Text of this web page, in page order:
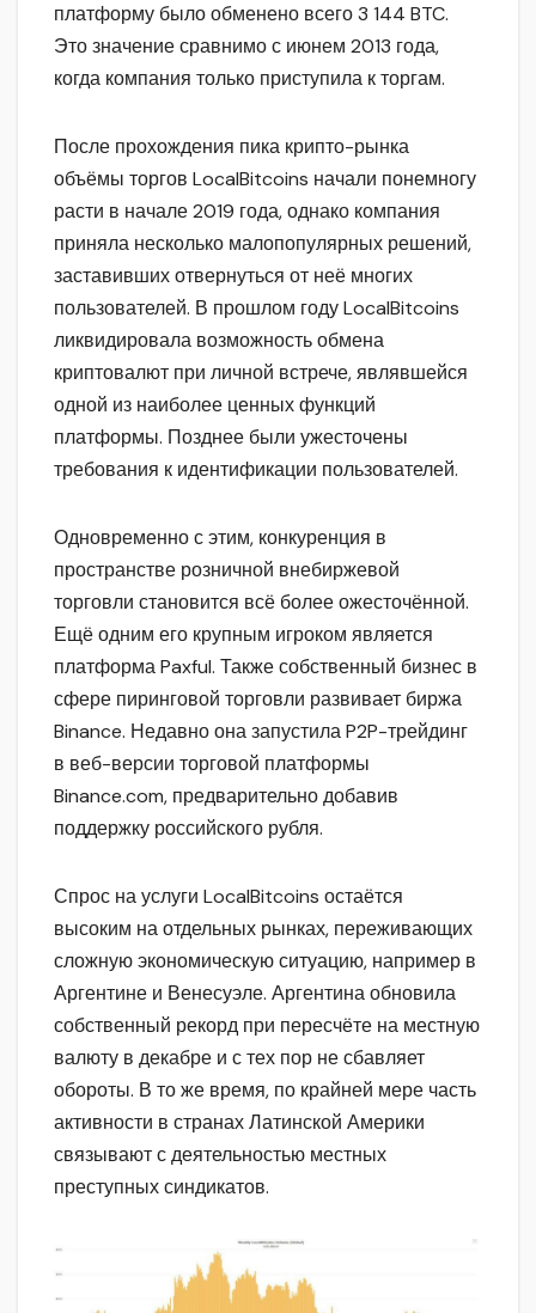
платформу было обменено всего 3 144 BTC.
Это значение сравнимо с июнем 2013 года,
когда компания только приступила к торгам.
После прохождения пика крипто-рынка
объёмы торгов LocalBitcoins начали понемногу
расти в начале 2019 года, однако компания
приняла несколько малопопулярных решений,
заставивших отвернуться от неё многих
пользователей. В прошлом году LocalBitcoins
ликвидировала возможность обмена
криптовалют при личной встрече, являвшейся
одной из наиболее ценных функций
платформы. Позднее были ужесточены
требования к идентификации пользователей.
Одновременно с этим, конкуренция в
пространстве розничной внебиржевой
торговли становится всё более ожесточённой.
Ещё одним его крупным игроком является
платформа Paxful. Также собственный бизнес в
сфере пиринговой торговли развивает биржа
Binance. Недавно она запустила P2P-трейдинг
в веб-версии торговой платформы
Binance.com, предварительно добавив
поддержку российского рубля.
Спрос на услуги LocalBitcoins остаётся
высоким на отдельных рынках, переживающих
сложную экономическую ситуацию, например в
Аргентине и Венесуэле. Аргентина обновила
собственный рекорд при пересчёте на местную
валюту в декабре и с тех пор не сбавляет
обороты. В то же время, по крайней мере часть
активности в странах Латинской Америки
связывают с деятельностью местных
преступных синдикатов.